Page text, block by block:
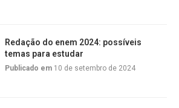
Redação do enem 2024: possíveis
temas para estudar
Publicado em 10 de setembro de 2024